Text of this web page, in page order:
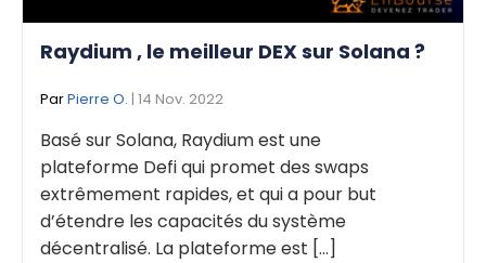
Raydium , le meilleur DEX sur Solana ?
ParPierre O. | 14 Nov. 2022
Basé sur Solana, Raydium est une
plateforme Defi qui promet des swaps
extrêmement rapides, et qui a pour but
d’étendre les capacités du système
décentralisé. La plateforme est [...]